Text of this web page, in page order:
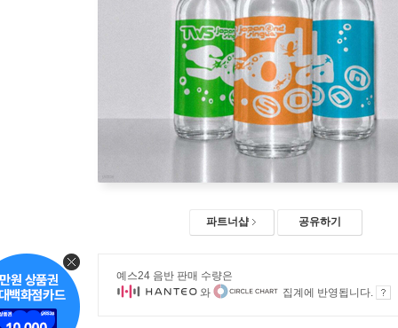
파트너샵 공유하기
예스24 음반 판매 수량은
와
집계에 반영됩니다.